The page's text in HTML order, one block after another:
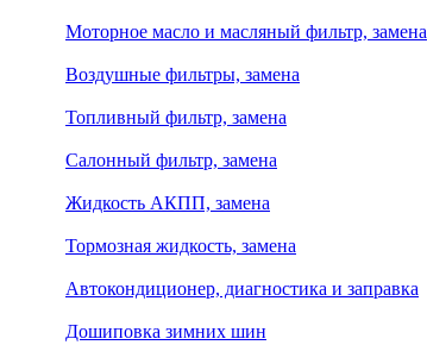
Моторное масло и масляный фильтр, замена
Воздушные фильтры, замена
Топливный фильтр, замена
Салонный фильтр, замена
Жидкость АКПП, замена
Тормозная жидкость, замена
Автокондиционер, диагностика и заправка
Дошиповка зимних шин